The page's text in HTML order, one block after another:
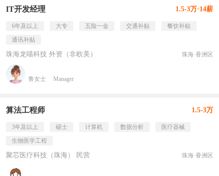
IT开发经理 1.5-3万·14薪
6年及以上 大专 五险一金 交通补贴
餐饮补贴
通讯补贴
珠海龙喵科技 外资（非欧美） 珠海·香洲区
鲁女士 Manager
算法工程师 1.5-3万
3年及以上 硕士 计算机 数据分析
医疗器械
生物医学工程
聚芯医疗科技（珠海） 民营 珠海·香洲区